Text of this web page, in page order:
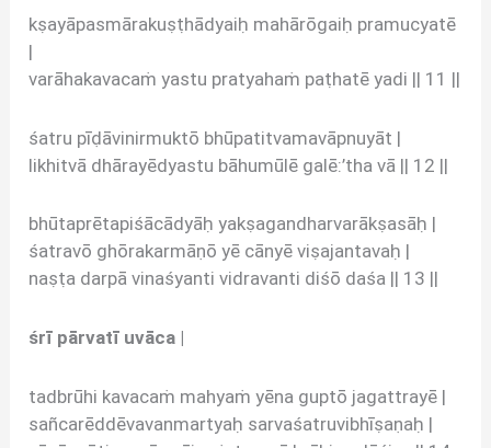
kṣayāpasmārakuṣṭhādyaiḥ mahārōgaiḥ pramucyatē
|
varāhakavacaṁ yastu pratyahaṁ paṭhatē yadi || 11 ||
śatru pīḍāvinirmuktō bhūpatitvamavāpnuyāt |
likhitvā dhārayēdyastu bāhumūlē galē:’tha vā || 12 ||
bhūtaprētapiśācādyāḥ yakṣagandharvarākṣasāḥ |
śatravō ghōrakarmāṇō yē cānyē viṣajantavaḥ |
naṣṭa darpā vinaśyanti vidravanti diśō daśa || 13 ||
śrī pārvatī uvāca |
tadbrūhi kavacaṁ mahyaṁ yēna guptō jagattrayē |
sañcarēddēvavanmartyaḥ sarvaśatruvibhīṣaṇaḥ |